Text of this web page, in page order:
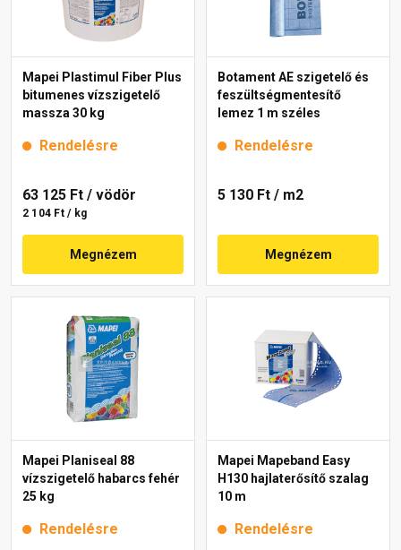
Mapei Plastimul Fiber Plus
bitumenes vízszigetelő
massza 30 kg
Rendelésre
63 125 Ft / vödör
2 104 Ft / kg
Megnézem
Botament AE szigetelő és
feszültségmentesítő
lemez 1 m széles
Rendelésre
5 130 Ft / m2
Megnézem
Mapei Planiseal 88
vízszigetelő habarcs fehér
25 kg
Rendelésre
Mapei Mapeband Easy
H130 hajlaterősítő szalag
10 m
Rendelésre